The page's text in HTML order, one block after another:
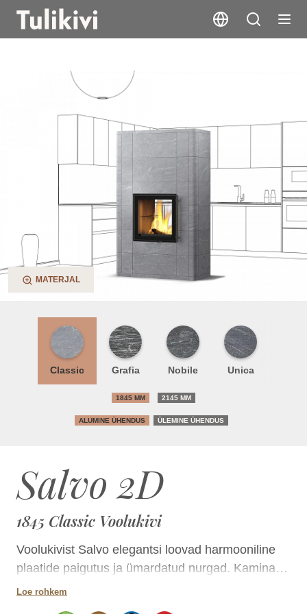
Salvo 2D
MATERJAL
Salvo 2D
1845 Classic Voolukivi
Voolukivist Salvo elegantsi loovad harmooniline
plaatide paigutus ja ümardatud nurgad. Kamina
kattematerjaliks on valida üleni klassikaline sile
Loe rohkem
Classic Grafia Nobile Unica
1845 MM 2145 MM
ALUMINE ÜHENDUS ÜLEMINE ÜHENDUS